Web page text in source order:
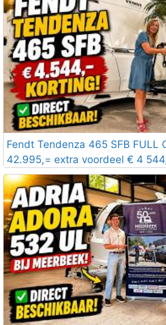
Fendt Tendenza 465 SFB FULL
42.995,= extra voordeel € 4